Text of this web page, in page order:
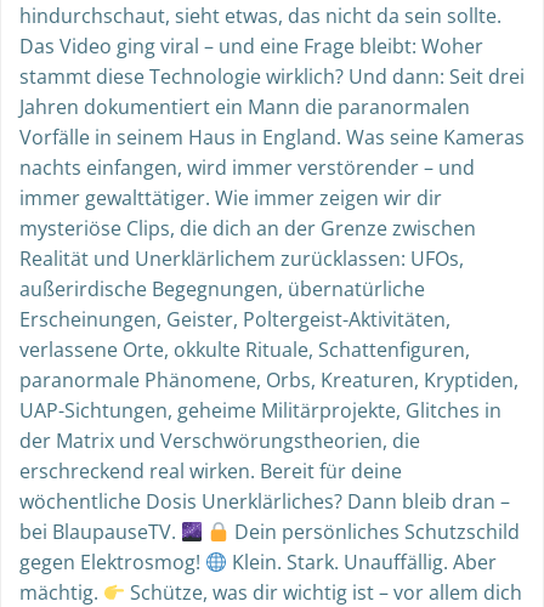
hindurchschaut, sieht etwas, das nicht da sein sollte.
Das Video ging viral – und eine Frage bleibt: Woher
stammt diese Technologie wirklich? Und dann: Seit drei
Jahren dokumentiert ein Mann die paranormalen
Vorfälle in seinem Haus in England. Was seine Kameras
nachts einfangen, wird immer verstörender – und
immer gewalttätiger. Wie immer zeigen wir dir
mysteriöse Clips, die dich an der Grenze zwischen
Realität und Unerklärlichem zurücklassen: UFOs,
außerirdische Begegnungen, übernatürliche
Erscheinungen, Geister, Poltergeist-Aktivitäten,
verlassene Orte, okkulte Rituale, Schattenfiguren,
paranormale Phänomene, Orbs, Kreaturen, Kryptiden,
UAP-Sichtungen, geheime Militärprojekte, Glitches in
der Matrix und Verschwörungstheorien, die
erschreckend real wirken. Bereit für deine
wöchentliche Dosis Unerklärliches? Dann bleib dran –
bei BlaupauseTV.
Dein persönliches Schutzschild
gegen Elektrosmog!
Klein. Stark. Unauffällig. Aber
mächtig.
Schütze, was dir wichtig ist – vor allem dich